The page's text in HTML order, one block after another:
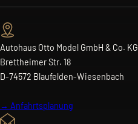
Autohaus Otto Model GmbH & Co. KG
Brettheimer Str. 18
D-74572 Blaufelden-Wiesenbach
→ Anfahrtsplanung